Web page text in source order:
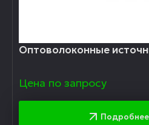
Оптоволоконные
Цена по запросу
Подробнее